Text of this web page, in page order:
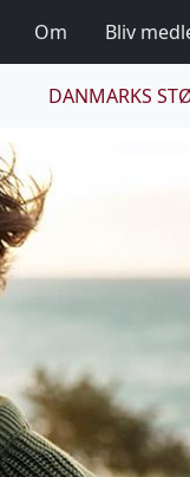
Om Bliv
DANMARKS